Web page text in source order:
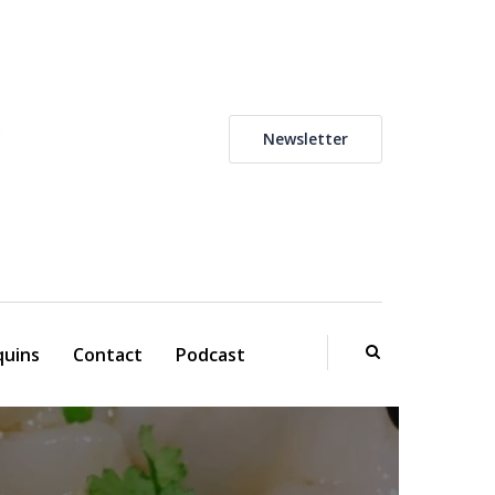
Newsletter
Contact Podcast